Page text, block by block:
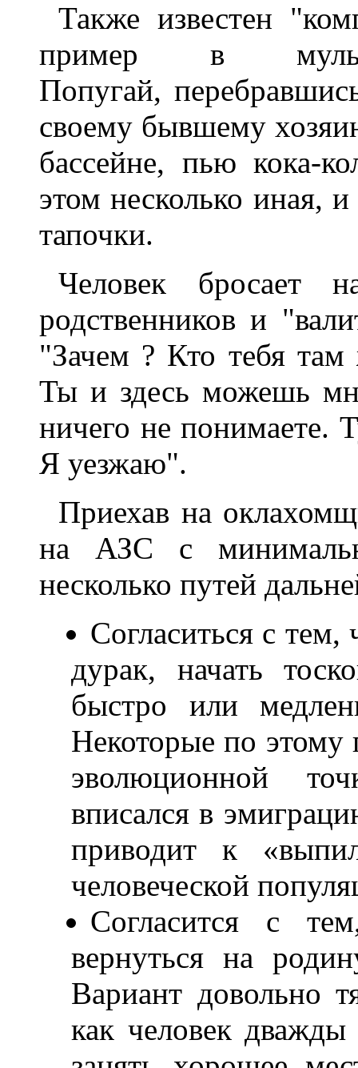
Также известен
пример в
Попугай,
своему бывшему
бассейне, пью кока-
этом несколько иная,
тапочки.
Человек бросает
родственников и
"Зачем ? Кто тебя
Ты и здесь можешь
ничего не понимаете.
Я уезжаю".
Приехав на
на АЗС с
несколько путей
Согласиться с
дурак, начать
быстро или
Некоторые по этому
эволюционной
вписался в
приводит к
человеческой
Согласится с
вернуться на
Вариант довольно
как человек